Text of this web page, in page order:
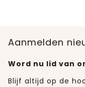
Aanmelden
Word nu lid van
Blijf altijd op de